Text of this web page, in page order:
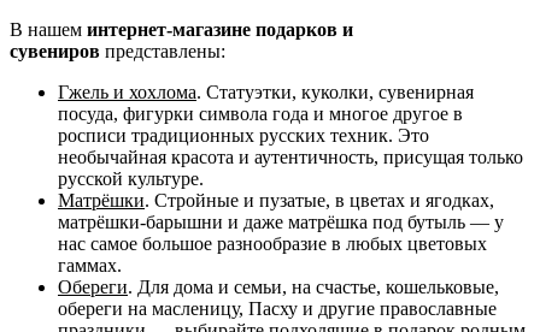
В нашем интернет-магазине подарков и
сувениров представлены:
Гжель и хохлома. Статуэтки, куколки, сувенирная
посуда, фигурки символа года и многое другое в
росписи традиционных русских техник. Это
необычайная красота и аутентичность, присущая только
русской культуре.
Матрёшки. Стройные и пузатые, в цветах и ягодках,
матрёшки-барышни и даже матрёшка под бутыль — у
нас самое большое разнообразие в любых цветовых
гаммах.
Обереги. Для дома и семьи, на счастье, кошельковые,
обереги на масленицу, Пасху и другие православные